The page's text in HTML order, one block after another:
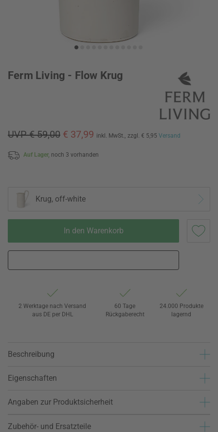
Ferm Living - Flow Krug
UVP € 59,00 € 37,99 inkl. MwSt., zzgl. € 5,95 Versand
Auf Lager, noch 3 vorhanden
Krug, off-white
In den Warenkorb
2 Werktage nach Versand
aus DE per DHL
60 Tage
Rückgaberecht
24.000 Produkte
lagernd
Beschreibung
Eigenschaften
Angaben zur Produktsicherheit
Zubehör- und Ersatzteile